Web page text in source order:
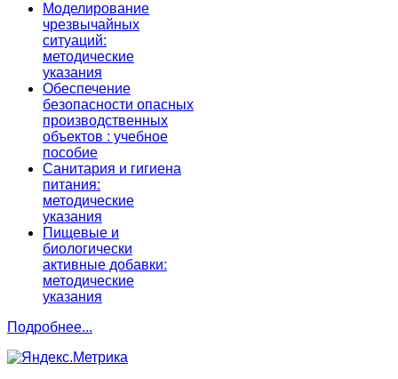
Моделирование
чрезвычайных
ситуаций:
методические
указания
Обеспечение
безопасности опасных
производственных
объектов : учебное
пособие
Санитария и гигиена
питания:
методические
указания
Пищевые и
биологически
активные добавки:
методические
указания
Подробнее...